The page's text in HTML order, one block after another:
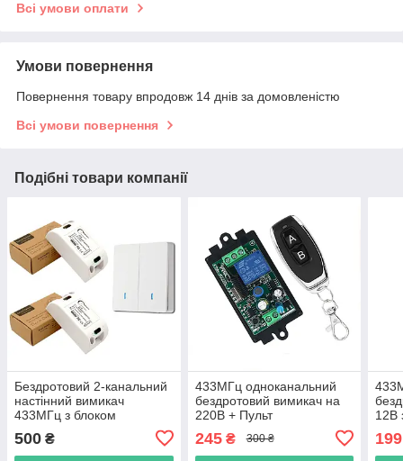
Всі умови оплати
Умови повернення
Повернення товару впродовж 14 днів за домовленістю
Всі умови повернення
Подібні товари компанії
Бездротовий 2-канальний
настінний вимикач
433МГц з блоком
500 ₴
433МГц одноканальний
бездротовий вимикач на
220В + Пульт
245₴ 300 ₴
12В
199